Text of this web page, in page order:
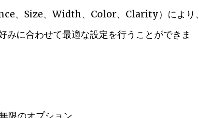
、Size、Width、Color、Clarity）により、
に合わせて最適な設定を行うことができま
限のオプション